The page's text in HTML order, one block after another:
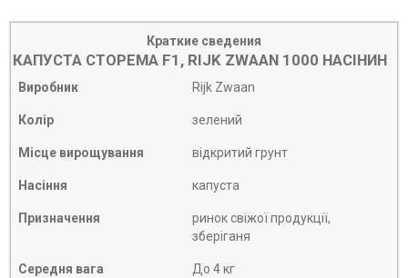
Краткие сведения
КАПУСТА СТОРЕМА F1, RIJK ZWAAN 1000 НАСІНИН
Виробник Rijk Zwaan
Колір зелений
Місце вирощування відкритий грунт
Насіння капуста
Призначення
ринок свіжої продукції,
зберіганя
Середня вага До 4 кг